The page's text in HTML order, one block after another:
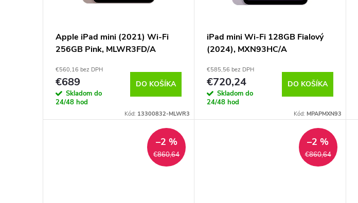
Apple iPad mini (2021) Wi-Fi
256GB Pink, MLWR3FD/A
€560,16 bez DPH
€689
Skladom do
24/48 hod
DO KOŠÍKA
Kód: 13300832-MLWR3
iPad mini Wi-Fi 128GB Fialový
(2024), MXN93HC/A
€585,56 bez DPH
€720,24
Skladom do
24/48 hod
DO KOŠÍKA
Kód: MPAPMXN93
€860,64
–2 %
€860,64
–2 %